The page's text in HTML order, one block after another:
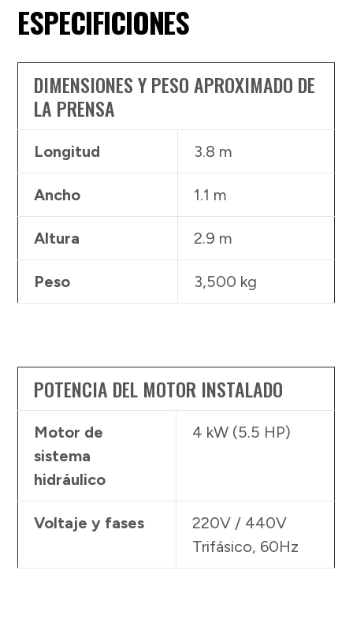
ESPECIFICIONES
DIMENSIONES Y PESO APROXIMADO DE
LA PRENSA
Longitud 3.8 m
Ancho 1.1 m
Altura 2.9 m
Peso 3,500 kg
POTENCIA DEL MOTOR INSTALADO
Motor de
sistema
hidráulico
4 kW (5.5 HP)
Voltaje y fases
220V / 440V
Trifásico, 60Hz